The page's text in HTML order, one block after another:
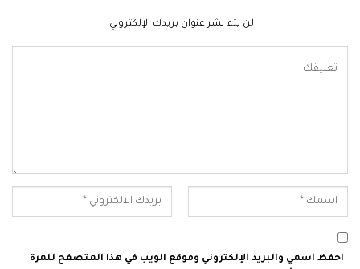
لن يتم نشر عنوان بريدك الإلكتروني.
احفظ اسمي والبريد الإلكتروني وموقع الويب في هذا المتصفح للمرة